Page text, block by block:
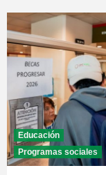
Educación
Programas sociales